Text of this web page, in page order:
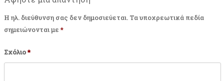
Η ηλ. διεύθυνση σας δεν δημοσιεύεται. Τα υποχρεωτικά πεδία
σημειώνονται με *
Σχόλιο*